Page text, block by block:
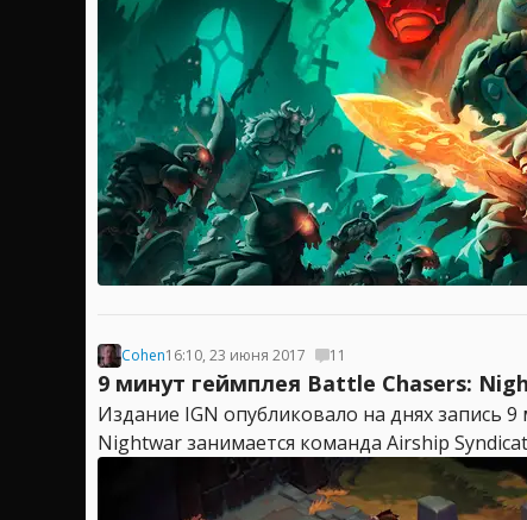
Cohen16:10, 23 июня 2017 11
9 минут геймплея Battle Chasers:
Издание IGN опубликовало на днях запись
Nightwar занимается команда Airship